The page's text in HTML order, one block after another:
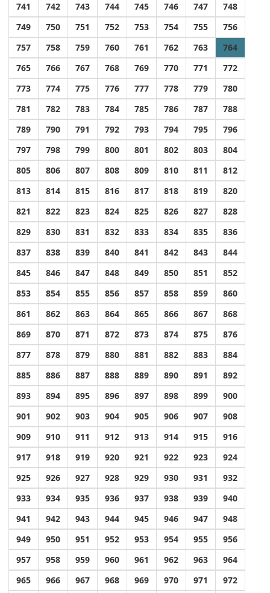
741
742 743 744 745 746 747
748
749
750 751 752 753 754 755
756
757
758 759 760 761 762 763
764
765
766 767 768 769 770 771
772
773
774 775 776 777 778 779
780
781
782 783 784 785 786 787
788
789
790 791 792 793 794 795
796
797
798 799 800 801 802 803
804
805
806 807 808 809 810 811
812
813
814 815 816 817 818 819
820
821
822 823 824 825 826 827
828
829
830 831 832 833 834 835
836
837
838 839 840 841 842 843
844
845
846 847 848 849 850 851
852
853
854 855 856 857 858 859
860
861
862 863 864 865 866 867
868
869
870 871 872 873 874 875
876
877
878 879 880 881 882 883
884
885
886 887 888 889 890 891
892
893
894 895 896 897 898 899
900
901
902 903 904 905 906 907
908
909
910 911 912 913 914 915
916
917
918 919 920 921 922 923
924
925
926 927 928 929 930 931
932
933
934 935 936 937 938 939
940
941
942 943 944 945 946 947
948
949
950 951 952 953 954 955
956
957
958 959 960 961 962 963
964
965
966 967 968 969 970 971
972